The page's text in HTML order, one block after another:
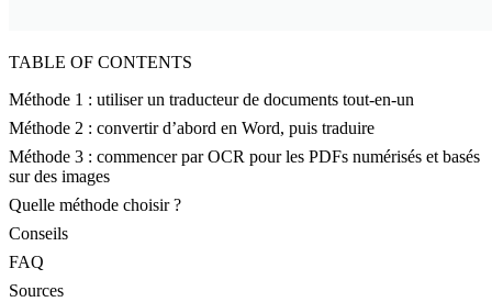
TABLE OF CONTENTS
Méthode 1 : utiliser un traducteur de documents tout-en-un
Méthode 2 : convertir d’abord en Word, puis traduire
Méthode 3 : commencer par OCR pour les PDFs numérisés et basés
sur des images
Quelle méthode choisir ?
Conseils
FAQ
Sources